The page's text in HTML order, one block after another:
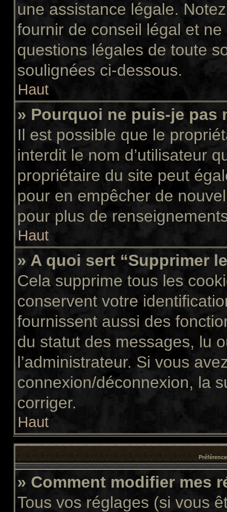
une assistance légale.
fournir de conseil légal et
questions légales de toute
soulignées ci-dessous.
Haut
» Pourquoi ne puis-je pas
Il est possible que le
interdit le nom d’utilisateur
propriétaire du site peut
pour en empêcher de
pour plus de
Haut
» A quoi sert “Supprimer
Cela supprime tous les
conservent votre
fournissent aussi des
du statut des messages, lu
l’administrateur. Si vous
connexion/déconnexion, la
corriger.
Haut
» Comment modifier mes
Tous vos réglages (si vous